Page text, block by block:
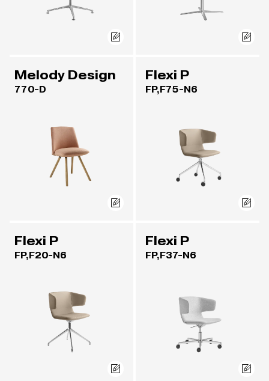
Melody Design
770-D
Flexi P
FP,F75-N6
Flexi P
FP,F20-N6
Flexi P
FP,F37-N6